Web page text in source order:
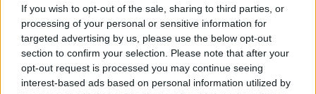
If you wish to opt-out of the sale, sharing to third parties, or
processing of your personal or sensitive information for
targeted advertising by us, please use the below opt-out
section to confirm your selection. Please note that after your
opt-out request is processed you may continue seeing
interest-based ads based on personal information utilized by
Governo alarga situação
de calamidade a 22
municípios, Almada
excluída
Almada: quando a terra
cede, o poder falha
PUBLICIDADE